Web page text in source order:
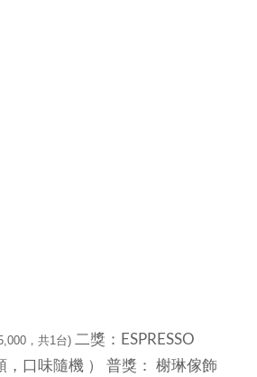
，共1台) 二獎：ESPRESSO
口味隨機 ） 普獎： 榭琳傢飾